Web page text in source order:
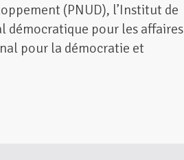
(PNUD), l’Institut de
démocratique pour les affaires
pour la démocratie et